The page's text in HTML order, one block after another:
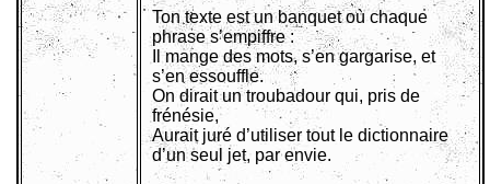
Ton texte est un banquet où chaque
phrase s’empiffre :
Il mange des mots, s’en gargarise, et
s’en essouffle.
On dirait un troubadour qui, pris de
frénésie,
Aurait juré d’utiliser tout le dictionnaire
d’un seul jet, par envie.